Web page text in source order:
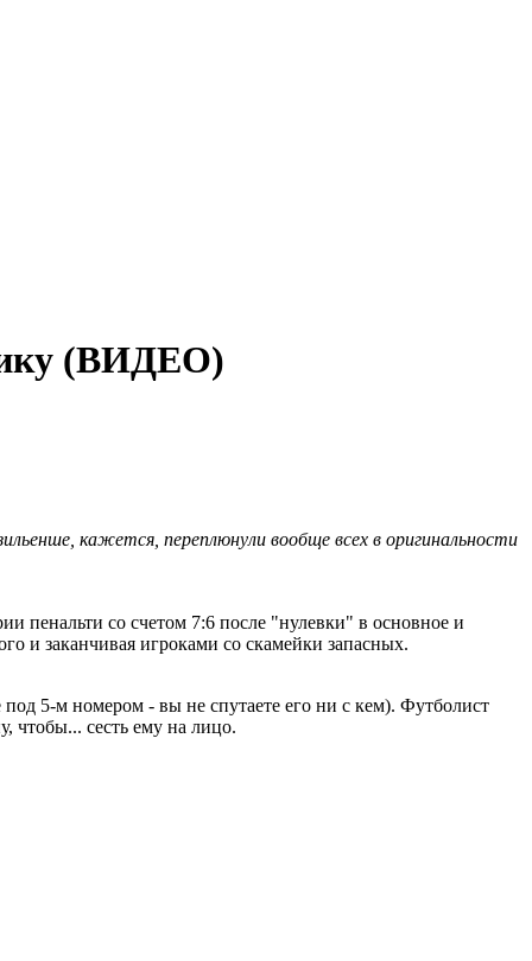
(ВИДЕО)
кажется, переплюнули вообще всех в оригинальности
пенальти со счетом 7:6 после "нулевки" в основное и
и заканчивая игроками со скамейки запасных.
5-м номером - вы не спутаете его ни с кем). Футболист
чтобы... сесть ему на лицо.